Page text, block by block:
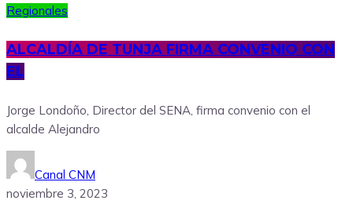
Regionales
ALCALDÍA DE TUNJA FIRMA CONVENIO CON
EL
Jorge Londoño, Director del SENA, firma convenio con el
alcalde Alejandro
Canal CNM
noviembre 3, 2023